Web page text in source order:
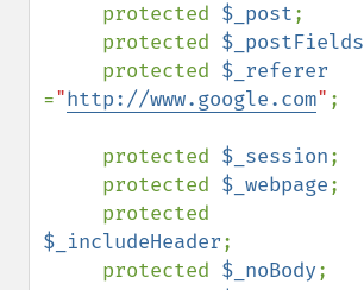
     protected
$_post;
     protected
$_postFields
     protected
="http://www.google.com" ;
     protected
$_session;
     protected
$_webpage;
$_includeHeader;
     protected
$_noBody;